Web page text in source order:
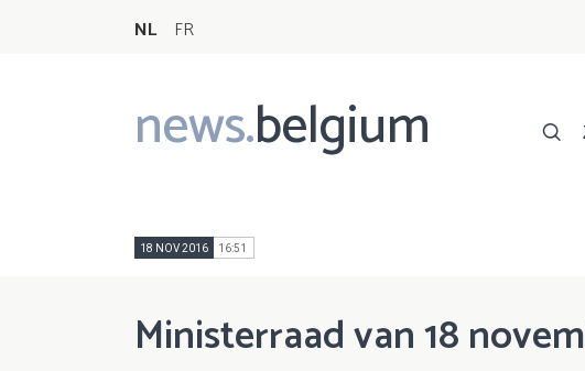
NL FR
news.belgium
Main
navigation
18 NOV 2016 16:51
Ministerraad van 18